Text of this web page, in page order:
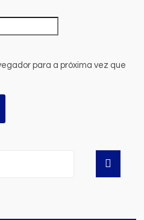
para a próxima vez que